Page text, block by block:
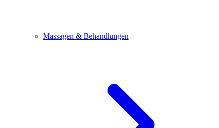
Massagen & Behandlungen